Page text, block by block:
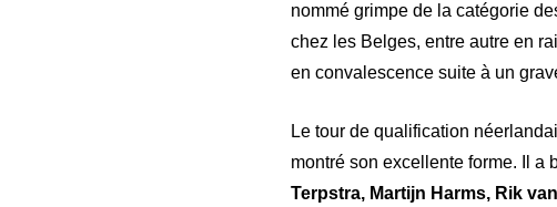
nommé grimpe de la catégorie
chez les Belges, entre autre en
en convalescence suite à un
Le tour de qualification
montré son excellente forme. Il a
Terpstra, Martijn Harms, Rik